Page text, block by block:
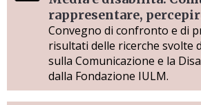
rappresentare,
Convegno di confronto e di
risultati delle ricerche svolte
sulla Comunicazione e la
dalla Fondazione IULM.